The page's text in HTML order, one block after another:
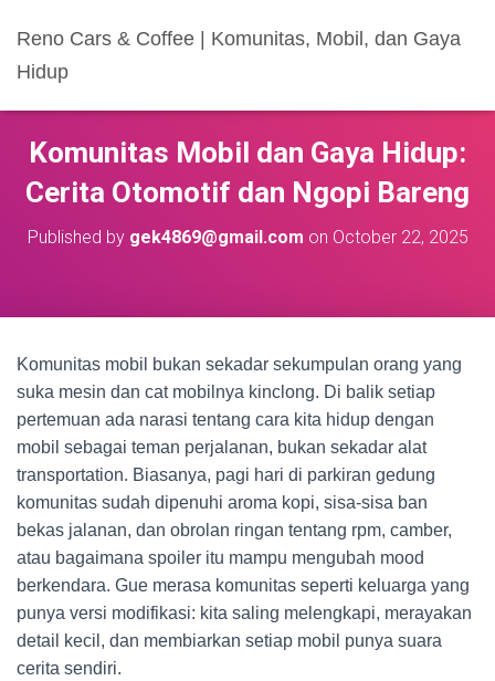
Reno Cars & Coffee | Komunitas, Mobil, dan Gaya
Hidup
Komunitas Mobil dan Gaya Hidup:
Cerita Otomotif dan Ngopi Bareng
Published by gek4869@gmail.com on October 22, 2025
Komunitas mobil bukan sekadar sekumpulan orang yang
suka mesin dan cat mobilnya kinclong. Di balik setiap
pertemuan ada narasi tentang cara kita hidup dengan
mobil sebagai teman perjalanan, bukan sekadar alat
transportation. Biasanya, pagi hari di parkiran gedung
komunitas sudah dipenuhi aroma kopi, sisa-sisa ban
bekas jalanan, dan obrolan ringan tentang rpm, camber,
atau bagaimana spoiler itu mampu mengubah mood
berkendara. Gue merasa komunitas seperti keluarga yang
punya versi modifikasi: kita saling melengkapi, merayakan
detail kecil, dan membiarkan setiap mobil punya suara
cerita sendiri.